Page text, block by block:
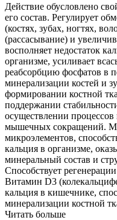
Действие обусловлено
его состав. Регулирует
(костях, зубах, ногтях,
(рассасывание) и
восполняет недостаток
организме, усиливает
реабсорбцию фосфатов в
минерализации костей и
формировании костной
поддержании
осуществлении
мышечных сокращений.
микроэлементов,
кальция в организме,
минеральный состав и
Способствует
Витамин D3
кальция в кишечнике,
минерализации костной
Читать больше